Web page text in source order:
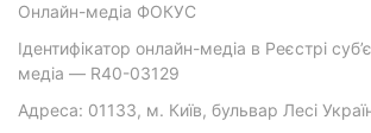
Онлайн-медіа ФОКУС
Ідентифікатор онлайн-медіа в Реєстрі
медіа — R40-03129
Адреса: 01133, м. Київ, бульвар Лесі